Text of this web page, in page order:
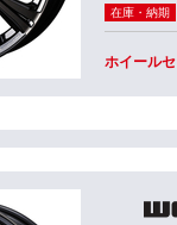
在庫・納期
ホイール